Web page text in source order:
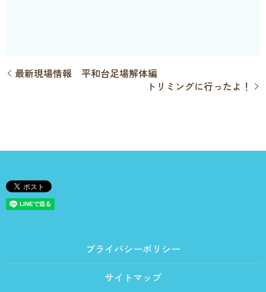
最新現場情報 平和台足場解体編
トリミングに行ったよ！
プライバシーポリシー
サイトマップ